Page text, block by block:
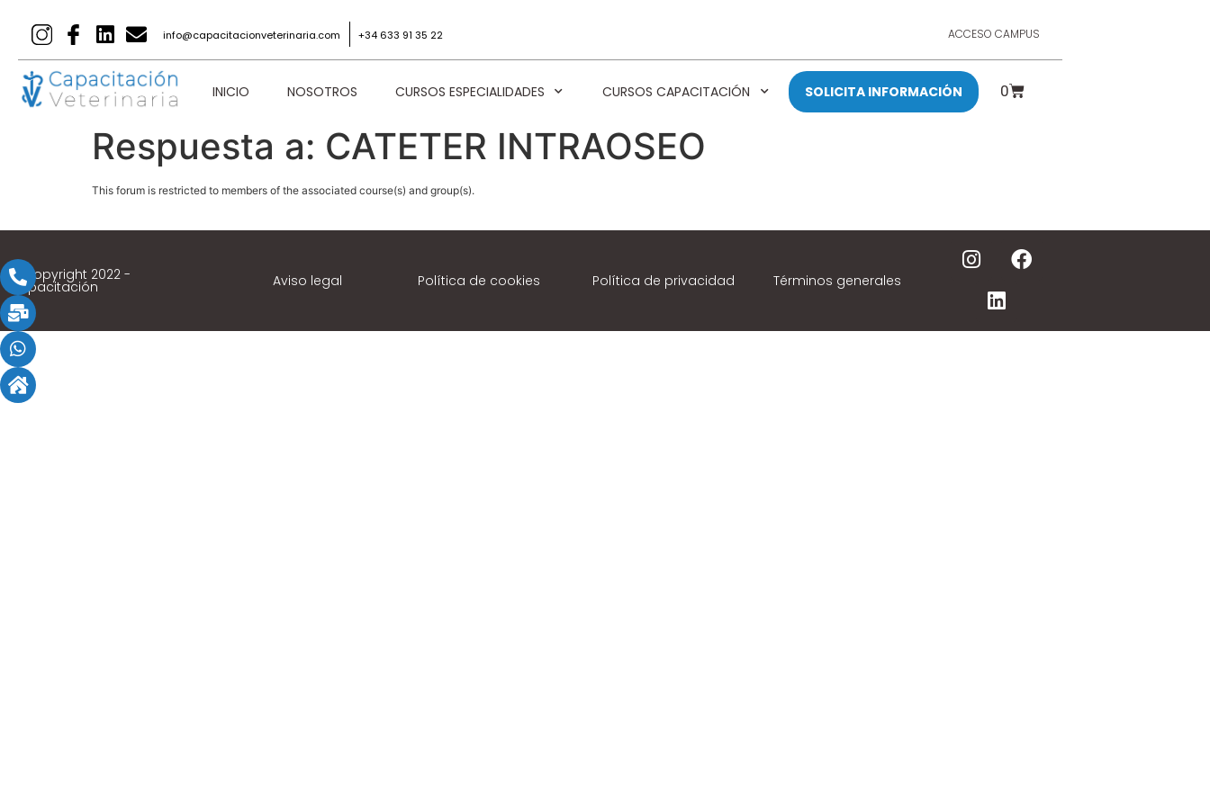
info@capacitacionveterinaria.com +34 633 91 35 22 ACCESO CAMPUS
INICIO NOSOTROS CURSOS ESPECIALIDADES CURSOS CAPACITACIÓN SOLICITA INFORMACIÓN 0
Respuesta a: CATETER INTRAOSEO
This forum is restricted to members of the associated course(s) and group(s).
© Copyright 2022 -
Capacitación Aviso legal Política de cookies Política de privacidad Términos generales